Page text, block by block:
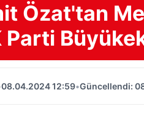
Özat'tan
Parti
08.04.2024 12:59•Güncellendi: